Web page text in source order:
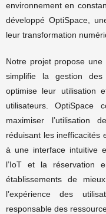
environnement en
développé OptiSpace,
leur transformation
Notre projet propose
simplifie la gestion des
optimise leur utilisation
utilisateurs. OptiSpace
maximiser l’utilisation
réduisant les inefficacités
à une interface intuitive
l’IoT et la réservation
établissements de
l’expérience des
responsable des